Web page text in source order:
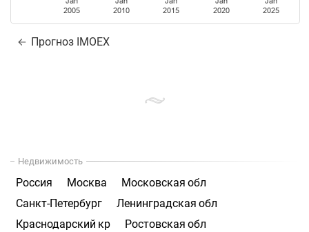
2005
2010
2015
2020
2025
Прогноз IMOEX
Недвижимость
Россия Москва
Московская обл
Санкт-Петербург
Ленинградская обл
Краснодарский кр
Ростовская обл